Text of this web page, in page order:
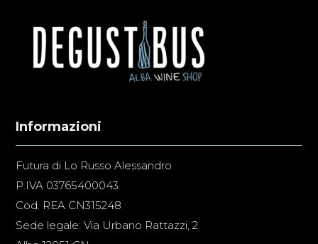
Informazioni
Futura di Lo Russo Alessandro
P.IVA 03765400043
Cod. REA CN315248
Sede legale: Via Urbano Rattazzi, 2